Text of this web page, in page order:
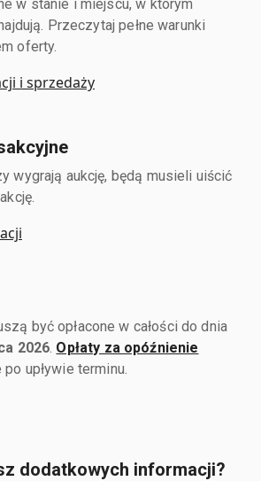
w stanie i miejscu, w którym
Przeczytaj pełne warunki
oferty.
i sprzedaży
wygrają aukcję, będą musieli uiścić
być opłacone w całości do dnia
2026 Opłaty za opóźnienie
upływie terminu.
dodatkowych informacji?